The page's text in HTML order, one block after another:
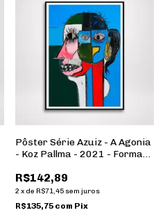
Pôster Série Azuiz - A Agonia
- Koz Pallma - 2021 - Formato
R$142,89
2 x de R$71,45 sem juros
R$135,75 com Pix